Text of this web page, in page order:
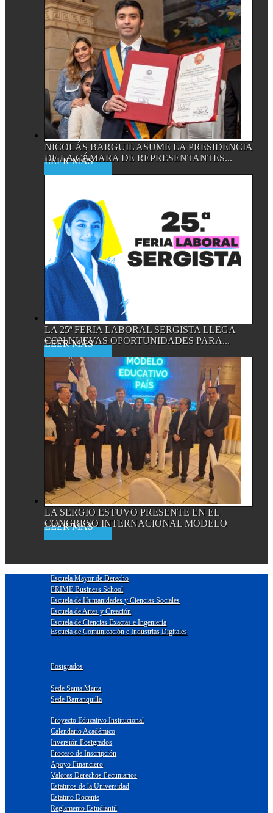
NICOLÁS BARGUIL ASUME LA PRESIDENCIA
DE LA CÁMARA DE REPRESENTANTES...
LA 25ª FERIA LABORAL SERGISTA LLEGA
CON NUEVAS OPORTUNIDADES PARA...
LA SERGIO ESTUVO PRESENTE EN EL
CONGRESO INTERNACIONAL MODELO
Escuela Mayor de Derecho
PRIME Business School
Escuela de Humanidades y Ciencias Sociales
Escuela de Artes y Creación
Escuela de Ciencias Exactas e Ingeniería
Escuela de Comunicación e Industrias Digitales
Postgrados
Sede Santa Marta
Sede Barranquilla
Proyecto Educativo Institucional
Calendario Académico
Inversión Postgrados
Proceso de Inscripción
Apoyo Financiero
Valores Derechos Pecuniarios
Estatutos de la Universidad
Estatuto Docente
Reglamento Estudiantil